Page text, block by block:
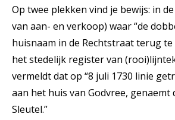
Op twee plekken vind je bewijs: in
van aan- en verkoop) waar “de
huisnaam in de Rechtstraat terug te
het stedelijk register van
vermeldt dat op “8 juli 1730 linie
aan het huis van Godvree, genaemt
Sleutel.”